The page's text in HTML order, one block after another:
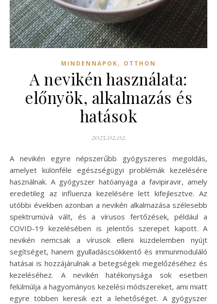
MINDENNAPOK, OTTHON
A nevikén használata:
előnyök, alkalmazás és
hatások
2025.02.02.
A nevikén egyre népszerűbb gyógyszeres megoldás,
amelyet különféle egészségügyi problémák kezelésére
használnak. A gyógyszer hatóanyaga a favipiravir, amely
eredetileg az influenza kezelésére lett kifejlesztve. Az
utóbbi években azonban a nevikén alkalmazása szélesebb
spektrumúvá vált, és a vírusos fertőzések, például a
COVID-19 kezelésében is jelentős szerepet kapott. A
nevikén nemcsak a vírusok elleni küzdelemben nyújt
segítséget, hanem gyulladáscsökkentő és immunmoduláló
hatásai is hozzájárulnak a betegségek megelőzéséhez és
kezeléséhez. A nevikén hatékonysága sok esetben
felülmúlja a hagyományos kezelési módszereket, ami miatt
egyre többen keresik ezt a lehetőséget. A gyógyszer